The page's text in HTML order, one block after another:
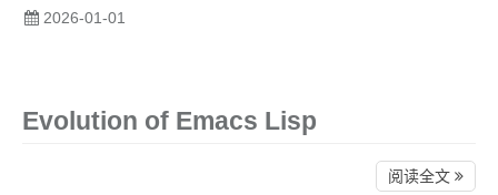
2026-01-01
Evolution of Emacs Lisp
阅读全文